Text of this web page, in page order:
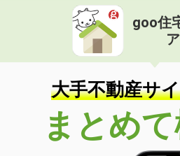
goo住
大手不動産サ
まとめて